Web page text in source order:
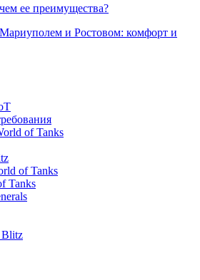
ее преимущества?
и Ростовом: комфорт и
of Tanks
of Tanks
Tanks
Blitz